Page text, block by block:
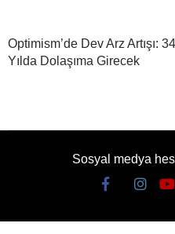
Optimism’de Dev Arz Artışı:
Yılda Dolaşıma Girecek
Sosyal medya